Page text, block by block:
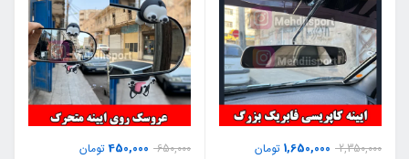
2,350,000
1,650,000 تومان
650,000
450,000تومان